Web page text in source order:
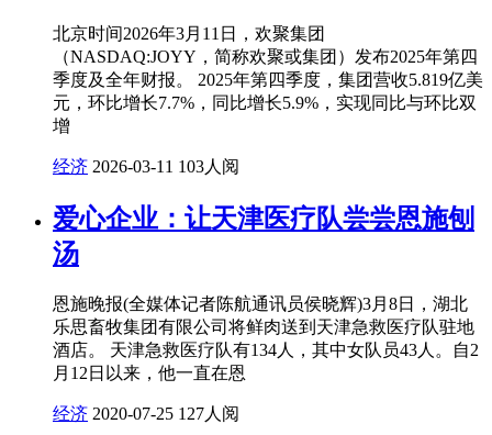
北京时间2026年3月11日，欢聚集团
（NASDAQ:JOYY，简称欢聚或集团）发布2025年第四
季度及全年财报。 2025年第四季度，集团营收5.819亿美
元，环比增长7.7%，同比增长5.9%，实现同比与环比双
增
经济 2026-03-11 103人阅
爱心企业：让天津医疗队尝尝恩施刨
汤
恩施晚报(全媒体记者陈航通讯员侯晓辉)3月8日，湖北
乐思畜牧集团有限公司将鲜肉送到天津急救医疗队驻地
酒店。 天津急救医疗队有134人，其中女队员43人。自2
月12日以来，他一直在恩
经济 2020-07-25 127人阅